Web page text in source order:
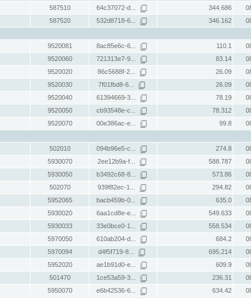
587510 64c37072-d... 344.686
587520 532d8718-6... 346.162
9520081 8ac85e6c-6... 110.1
9520060 721313e7-9... 83.14
9520020 86c5688f-2... 26.09
9520030 7f01fbd8-6... 26.09
9520040 61394669-3... 78.19
9520050 cb93548e-c... 78.312
9520070 00e386ac-e... 99.8
502010 094b96e5-c... 274.8
5930070 2ee12b9a-f... 588.787
5930050 b3492c68-8... 573.86
502070 939f82ec-1... 294.82
5952065 bacb459b-0... 635.0
5930020 6aa1cd8e-e... 549.633
5930033 33e0bce0-1... 558.534
5970050 610ab204-d... 684.2
5970094 d4f5f719-8... 695.214
5952020 ae1b91d0-e... 609.9
501470 1ce53a59-3... 236.31
5950070 e6b42536-6... 634.42